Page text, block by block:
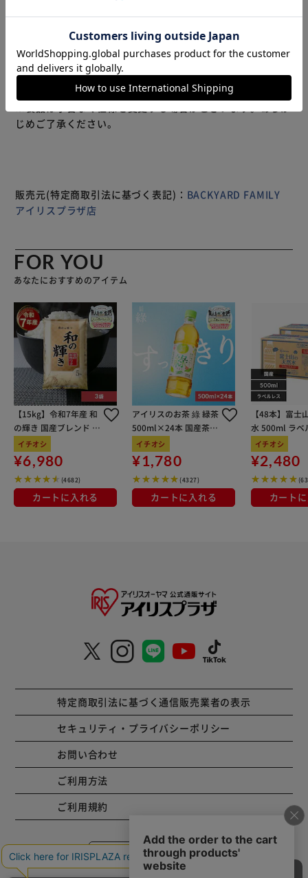
ッチ」。 【さりげなく可愛いアニマルモチーフ】 文字盤に
こっそり、アニマルのシルエットを☆主張することなく、大
人も持ちやすいデザイン。 【ミニフックで挟んで装着可
能】 上部のフックをバッグの金具やベルトループなどに挟
むだけ。腕時計を身に付けられない方にも。 【ぐ～んと伸
びる便利なリール付き】 約40cm伸縮するリールを装備。サ
ッと伸ばして時間を確認できる、便利な仕様◎ 【暗い場所
でも見やすい蓄光ダイヤル】 暗い所で自然と発光する蓄光
タイプ。屋外シーンや夜勤のお仕事でも重宝。 【脈拍計測
性能を誇る日本製。1秒ごとに時を刻むステップ秒針。 【プ
レゼントにもぴったりなアイテム】 学生さんの通学に、大
なります。
もっと見る
じめご了承ください。
販売元(特定商取引法に基づく表記)： BACKYARD FAMILY
アイリスプラザ店
FOR YOU
あなたにおすすめのアイテム
【15kg】令和7年産 和
の輝き 国産ブレンド 5
kg×3袋
イチオシ
¥6,980
(4682)
カートに入れる
アイリスのお茶 綠 緑茶
500ml×24本 国産茶葉
100％使用
イチオシ
¥1,780
(4327)
カートに入れる
【48本】富士
水 500ml ラベ
イチオシ
¥2,480
カート
特定商取引法に基づく通信販売業者の表示
セキュリティ・プライバシーポリシー
お問い合わせ
ご利用方法
ご利用規約
コーポレートサイト